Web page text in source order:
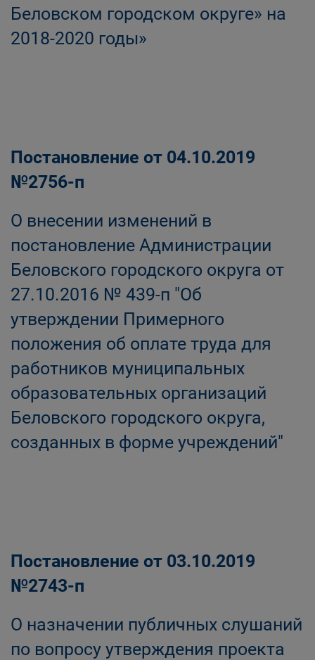
Беловском городском округе» на
2018-2020 годы»
Постановление от 04.10.2019
№2756-п
О внесении изменений в
постановление Администрации
Беловского городского округа от
27.10.2016 № 439-п "Об
утверждении Примерного
положения об оплате труда для
работников муниципальных
образовательных организаций
Беловского городского округа,
созданных в форме учреждений"
Постановление от 03.10.2019
№2743-п
О назначении публичных слушаний
по вопросу утверждения проекта